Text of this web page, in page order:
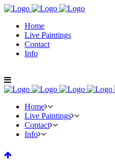
Home
Live Paintings
Contact
Info
Home
Live Paintings
Contact
Info